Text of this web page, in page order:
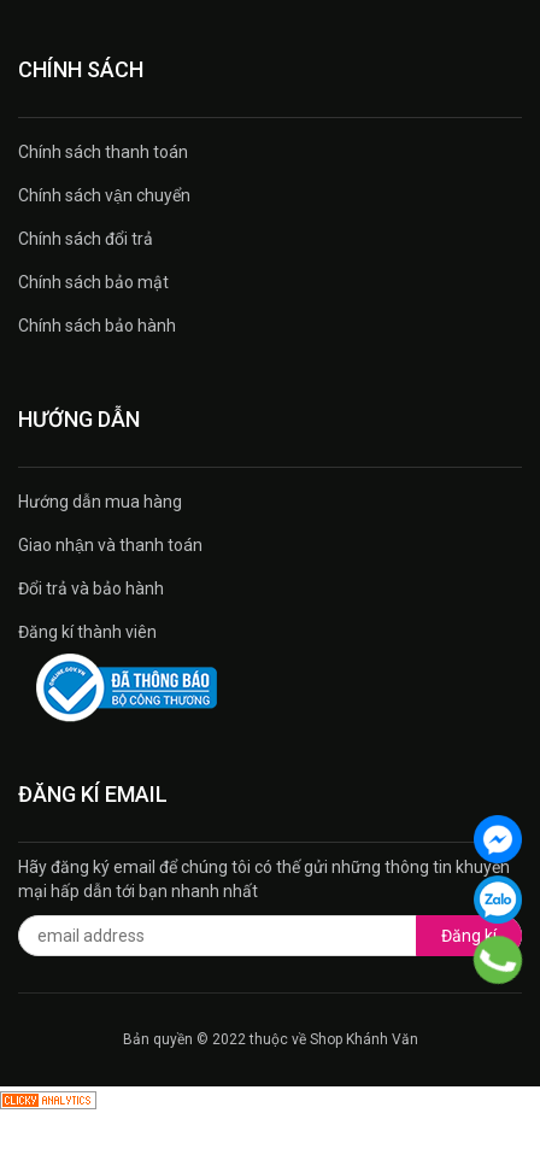
CHÍNH SÁCH
Chính sách thanh toán
Chính sách vận chuyển
Chính sách đổi trả
Chính sách bảo mật
Chính sách bảo hành
HƯỚNG DẪN
Hướng dẫn mua hàng
Giao nhận và thanh toán
Đổi trả và bảo hành
Đăng kí thành viên
ĐĂNG KÍ EMAIL
Hãy đăng ký email để chúng tôi có thế gửi những thông tin khuyến
mại hấp dẫn tới bạn nhanh nhất
Đăng kí
Bản quyền © 2022 thuộc về Shop Khánh Văn